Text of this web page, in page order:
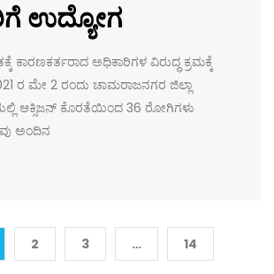
ಉದ್ಯೋಗ
ಕಾರಣಕರ್ತರಾದ ಅಧಿಕಾರಿಗಳ ವಿರುದ್ಧ ಕ್ರಮಕ್ಕೆ
ರ ಮೇ 2 ರಂದು ಚಾಮರಾಜನಗರ ಜಿಲ್ಲಾ
ಆಕ್ಸಿಜನ್ ಕೊರತೆಯಿಂದ 36 ರೋಗಿಗಳು
ಅಂದಿನ
2 3 …
14